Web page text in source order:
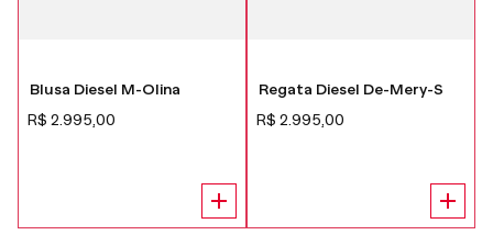
Blusa Diesel M-Olina
R$ 2 995 00
Regata Diesel De-Mery-S
R$ 2 995 00